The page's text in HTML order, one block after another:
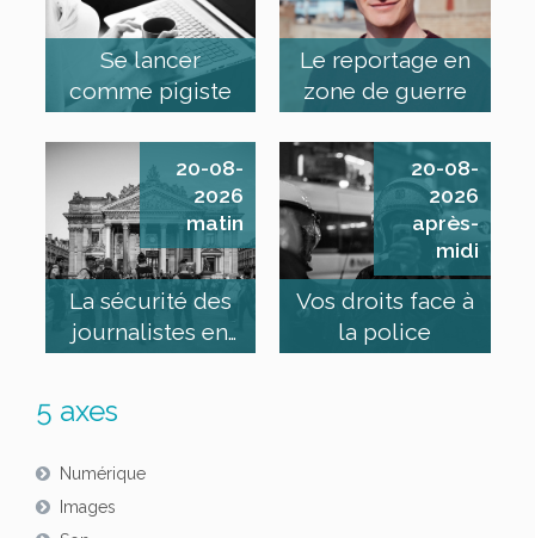
Se lancer
comme pigiste
Le reportage en
zone de guerre
La sécurité des
journalistes en
20-08-
2026
matin
Vos droits face à
la police
20-08-
2026
après-
midi
5 axes
Numérique
Images